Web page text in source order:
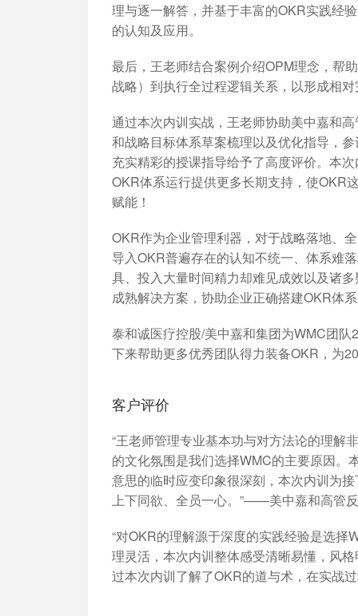
理与逐一解答，并基于丰富的OKR实践经
的认知及应用。
最后，王老师结合案例介绍OPM理念，帮
战略）到执行全过程逻辑关系，以形成相
通过本次内训实战，王老师协助美中嘉和
和战略目标体系草案梳理以及优化指导，
充实精彩的授课指导给予了高度评价。本
OKR体系运行提供更多长期支持，使OKR
赋能！
OKR作为企业管理利器，对于战略落地、
导入OKR普遍存在的认知不统一、体系难
具、投入大量时间精力却难见成效以及诸
成熟解决方案，协助企业正确搭建OKR体
泰和诚医疗控股/美中嘉和集团为WMC团
下来帮助更多优秀团队得力装备OKR，为
客户评价
“王老师管理专业基本功与对方法论的理解
的文化氛围是我们选择WMC的主要原因。
意思的临时应变印象很深刻，本次内训为
上下同欲、全员一心。”——美中嘉和高管
“对OKR的理解源于深度的实践经验是选
理灵活，本次内训整体感受清晰易懂，风
过本次内训了解了OKR的道与术，在实战